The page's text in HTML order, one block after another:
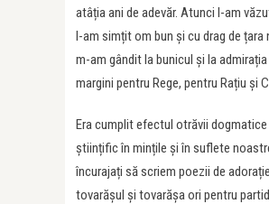
atâția ani de adevăr. Atunci l-am
l-am simțit om bun și cu drag de țara
m-am gândit la bunicul și la
margini pentru Rege, pentru Rațiu și
Era cumplit efectul otrăvii
științific în mințile și în suflete
încurajați să scriem poezii de
tovarășul și tovarășa ori pentru